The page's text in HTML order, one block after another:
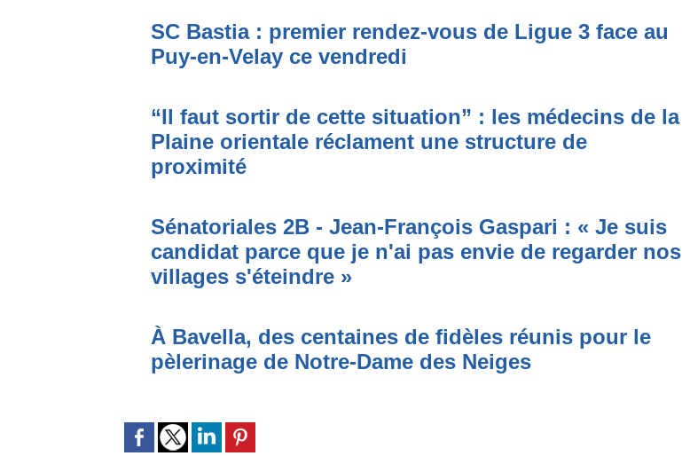
SC Bastia : premier rendez-vous de Ligue 3 face au
Puy-en-Velay ce vendredi
“Il faut sortir de cette situation” : les médecins de la
Plaine orientale réclament une structure de
proximité
Sénatoriales 2B - Jean-François Gaspari : « Je suis
candidat parce que je n'ai pas envie de regarder nos
villages s'éteindre »
À Bavella, des centaines de fidèles réunis pour le
pèlerinage de Notre-Dame des Neiges